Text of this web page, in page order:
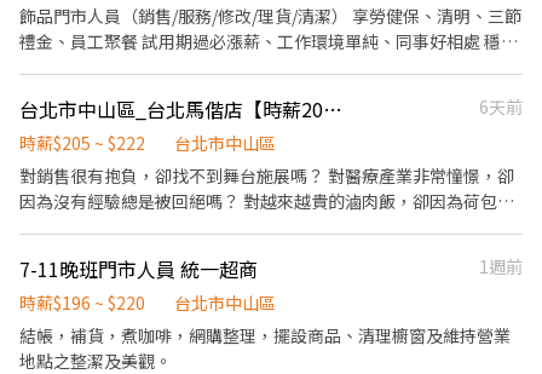
飾品門市人員（銷售/服務/修改/理貨/清潔） 享勞健保、清明、三節
禮金、員工聚餐 試用期過必漲薪、工作環境單純、同事好相處 穩定
台北市中山區_台北馬偕店【時薪205起★無經驗可★福利優】_門市兼職、實習
6天前
時薪$205 ~ $222
台北市中山區
對銷售很有抱負，卻找不到舞台施展嗎？ 對醫療產業非常憧憬，卻
因為沒有經驗總是被回絕嗎？ 對越來越貴的滷肉飯，卻因為荷包縮
【210起】，每月額外另享月獎金！ ●高於連鎖界的時薪 ●促進成
長的教育訓練 ●舒適的就業環境 ●豐厚的各類獎金，兼職也享三節
●透明的升遷制度，轉正年資可累計 【工作內容】 （1）門市產品
銷售、顧客服務 （2）專業衛教諮詢、學習醫療相關知識 （3）醫療
7-11晚班門市人員 統一超商
1週前
時薪$196 ~ $220
台北市中山區
結帳，補貨，煮咖啡，網購整理，擺設商品、清理櫥窗及維持營業
地點之整潔及美觀。